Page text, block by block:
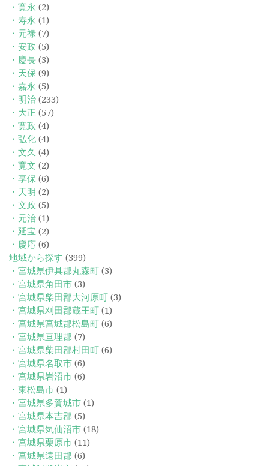
・寛永 (2)
・寿永 (1)
・元禄 (7)
・安政 (5)
・慶長 (3)
・天保 (9)
・嘉永 (5)
・明治 (233)
・大正 (57)
・寛政 (4)
・弘化 (4)
・文久 (4)
・寛文 (2)
・享保 (6)
・天明 (2)
・文政 (5)
・元治 (1)
・延宝 (2)
・慶応 (6)
地域から探す (399)
・宮城県伊具郡丸森町 (3)
・宮城県角田市 (3)
・宮城県柴田郡大河原町 (3)
・宮城県刈田郡蔵王町 (1)
・宮城県宮城郡松島町 (6)
・宮城県亘理郡 (7)
・宮城県柴田郡村田町 (6)
・宮城県名取市 (6)
・宮城県岩沼市 (6)
・東松島市 (1)
・宮城県多賀城市 (1)
・宮城県本吉郡 (5)
・宮城県気仙沼市 (18)
・宮城県栗原市 (11)
・宮城県遠田郡 (6)